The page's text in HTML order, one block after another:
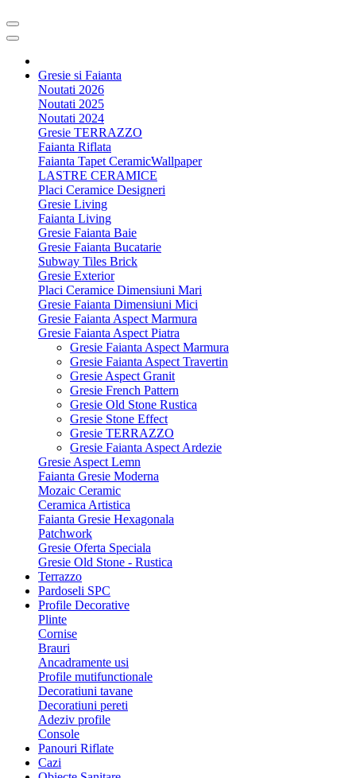
Gresie si Faianta
Noutati 2026
Noutati 2025
Noutati 2024
Gresie TERRAZZO
Faianta Riflata
Faianta Tapet CeramicWallpaper
LASTRE CERAMICE
Placi Ceramice Designeri
Gresie Living
Faianta Living
Gresie Faianta Baie
Gresie Faianta Bucatarie
Subway Tiles Brick
Gresie Exterior
Placi Ceramice Dimensiuni Mari
Gresie Faianta Dimensiuni Mici
Gresie Faianta Aspect Marmura
Gresie Faianta Aspect Piatra
Gresie Faianta Aspect Marmura
Gresie Faianta Aspect Travertin
Gresie Aspect Granit
Gresie French Pattern
Gresie Old Stone Rustica
Gresie Stone Effect
Gresie TERRAZZO
Gresie Faianta Aspect Ardezie
Gresie Aspect Lemn
Faianta Gresie Moderna
Mozaic Ceramic
Ceramica Artistica
Faianta Gresie Hexagonala
Patchwork
Gresie Oferta Speciala
Gresie Old Stone - Rustica
Terrazzo
Pardoseli SPC
Profile Decorative
Plinte
Cornise
Brauri
Ancadramente usi
Profile mutifunctionale
Decoratiuni tavane
Decoratiuni pereti
Adeziv profile
Console
Panouri Riflate
Cazi